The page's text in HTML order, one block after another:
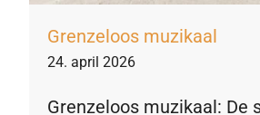
Grenzeloos muzikaal
24. april 2026
Grenzeloos muzikaal: De